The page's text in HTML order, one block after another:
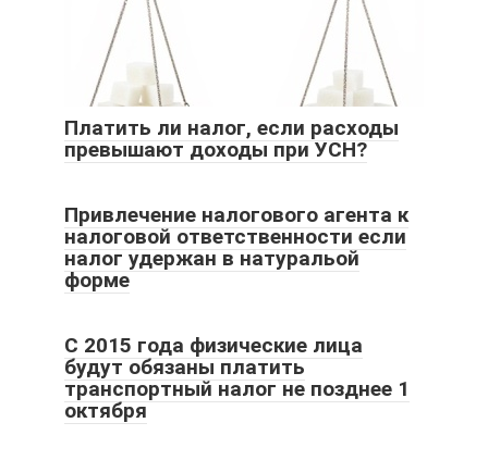
Платить ли налог, если расходы
превышают доходы при УСН?
Привлечение налогового агента к
налоговой ответственности если
налог удержан в натуральой
форме
С 2015 года физические лица
будут обязаны платить
транспортный налог не позднее 1
октября